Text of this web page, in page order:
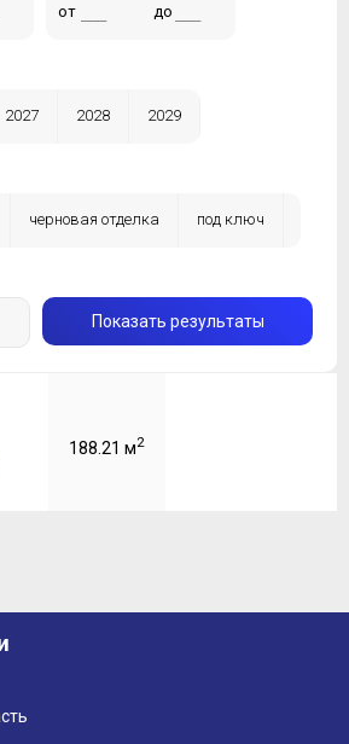
от до
2027 2028 2029
черновая отделка под ключ
Показать результаты
188.21 м2